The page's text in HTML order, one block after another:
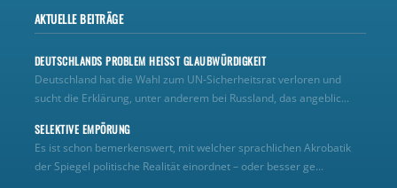
AKTUELLE BEITRÄGE
DEUTSCHLANDS PROBLEM HEISST GLAUBWÜRDIGKEIT
Deutschland hat die Wahl zum UN‑Sicherheitsrat verloren und
sucht die Erklärung, unter anderem bei Russland, das angeblic...
SELEKTIVE EMPÖRUNG
Es ist schon bemerkenswert, mit welcher sprachlichen Akrobatik
der Spiegel politische Realität einordnet – oder besser ge...